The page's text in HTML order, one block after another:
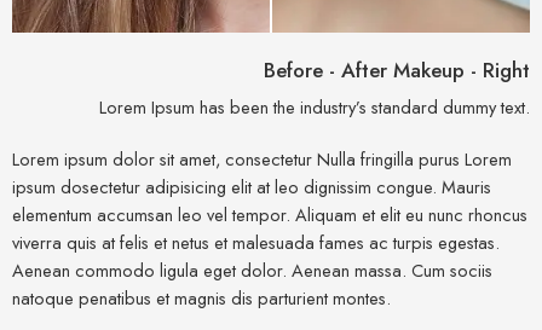
Before - After Makeup - Right
Lorem Ipsum has been the industry’s standard dummy text.
Lorem ipsum dolor sit amet, consectetur Nulla fringilla purus Lorem
ipsum dosectetur adipisicing elit at leo dignissim congue. Mauris
elementum accumsan leo vel tempor. Aliquam et elit eu nunc rhoncus
viverra quis at felis et netus et malesuada fames ac turpis egestas.
Aenean commodo ligula eget dolor. Aenean massa. Cum sociis
natoque penatibus et magnis dis parturient montes.